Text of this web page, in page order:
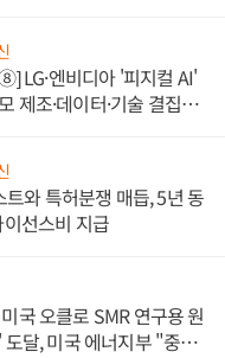
LG·엔비디아 '피지컬 AI'
제조·데이터·기술 결집
와 특허분쟁 매듭, 5년 동
선스비 지급
국 오클로 SMR 연구용 원
달, 미국 에너지부 "중요